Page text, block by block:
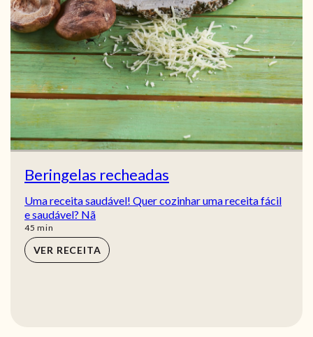
Beringelas recheadas
Uma receita saudável! Quer cozinhar uma receita fácil
e saudável? Nã
45 min
min
VER RECEITA